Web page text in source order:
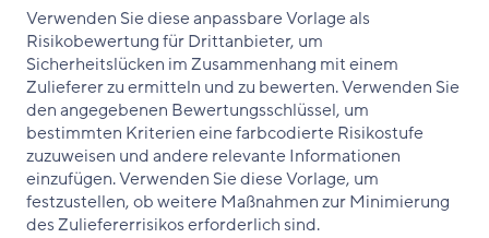
Verwenden Sie diese anpassbare Vorlage als
Risikobewertung für Drittanbieter, um
Sicherheitslücken im Zusammenhang mit einem
Zulieferer zu ermitteln und zu bewerten. Verwenden Sie
den angegebenen Bewertungsschlüssel, um
bestimmten Kriterien eine farbcodierte Risikostufe
zuzuweisen und andere relevante Informationen
einzufügen. Verwenden Sie diese Vorlage, um
festzustellen, ob weitere Maßnahmen zur Minimierung
des Zuliefererrisikos erforderlich sind.